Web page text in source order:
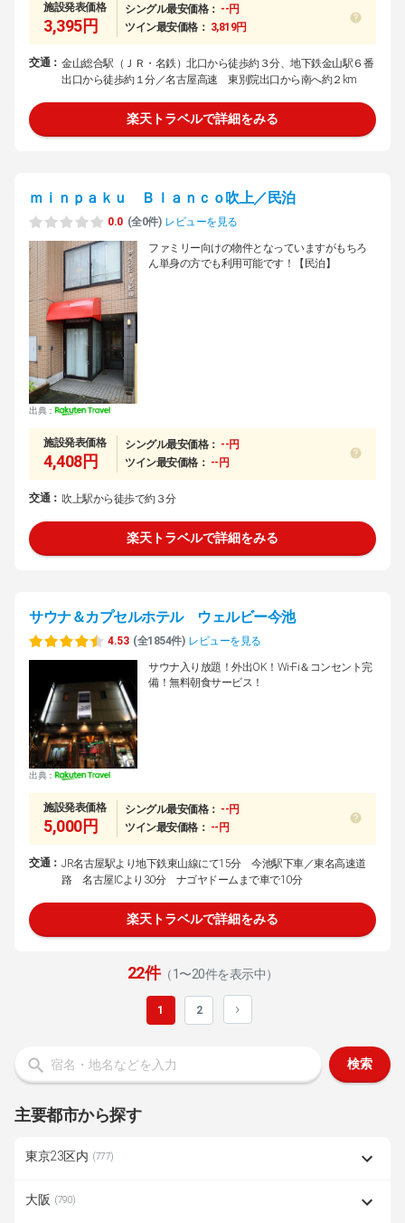
検索
主要都市から探す
東京23区内 (777)
大阪 (790)
施設発表価格
3,395円
シングル最安価格： --円
ツイン最安価格： 3,819円
交通： 金山総合駅（ＪＲ・名鉄）北口から徒歩約３分、地下鉄金山駅６番
出口から徒歩約１分／名古屋高速 東別院出口から南へ約２km
楽天トラベルで詳細をみる
ｍｉｎｐａｋｕ Ｂｌａｎｃｏ吹上／民泊
0.0 (全0件) レビューを見る
出典：
ファミリー向けの物件となっていますがもちろ
ん単身の方でも利用可能です！【民泊】
施設発表価格
4,408円
シングル最安価格： --円
ツイン最安価格： --円
交通： 吹上駅から徒歩で約３分
楽天トラベルで詳細をみる
サウナ＆カプセルホテル ウェルビー今池
4.53 (全1854件) レビューを見る
出典：
サウナ入り放題！外出OK！Wi-Fi＆コンセント完
備！無料朝食サービス！
施設発表価格
5,000円
シングル最安価格： --円
ツイン最安価格： --円
交通： JR名古屋駅より地下鉄東山線にて15分 今池駅下車／東名高速道
路 名古屋ICより30分 ナゴヤドームまで車で10分
楽天トラベルで詳細をみる
22件（1〜20件を表示中）
1 2 ›